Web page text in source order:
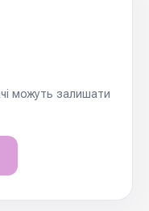
можуть залишати